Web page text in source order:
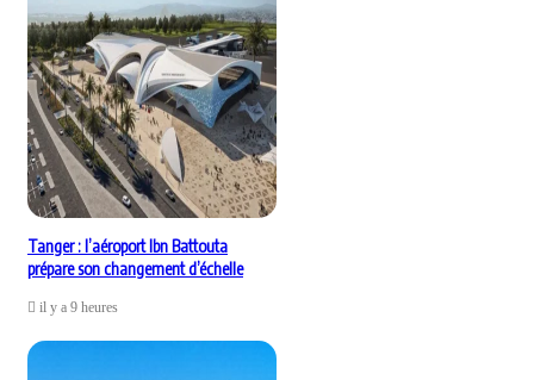
Tanger : l’aéroport Ibn Battouta
prépare son changement d’échelle
il y a 9 heures